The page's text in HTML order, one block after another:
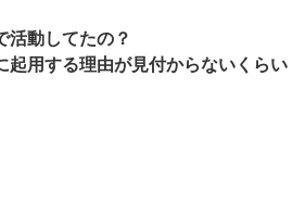
活動してたの？
起用する理由が見付からないくらい